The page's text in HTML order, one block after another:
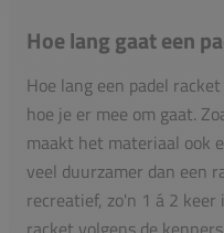
Hoe lang gaat een
Hoe lang een padel
hoe je er mee om gaat.
maakt het materiaal ook
veel duurzamer dan een
recreatief, zo'n 1 á 2 keer